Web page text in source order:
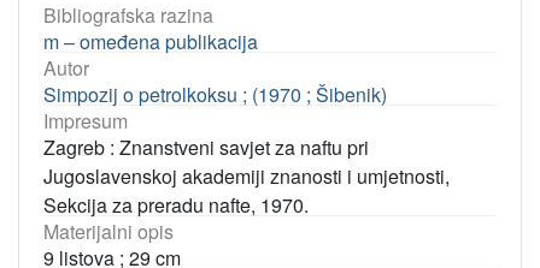
Bibliografska razina
m – omeđena publikacija
Autor
Simpozij o petrolkoksu ; (1970 ; Šibenik)
Impresum
Zagreb : Znanstveni savjet za naftu pri
Jugoslavenskoj akademiji znanosti i umjetnosti,
Sekcija za preradu nafte, 1970.
Materijalni opis
9 listova ; 29 cm